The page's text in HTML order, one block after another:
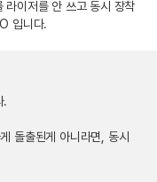
이저를 안 쓰고 동시 장착
입니다.
.
돌출된게 아니라면, 동시